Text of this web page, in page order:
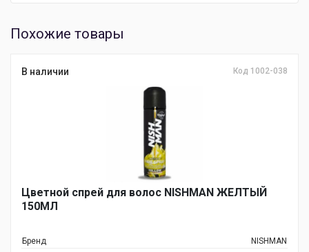
Похожие товары
В наличии Код 1002-038
Цветной спрей для волос NISHMAN ЖЕЛТЫЙ
150МЛ
Бренд
NISHMAN